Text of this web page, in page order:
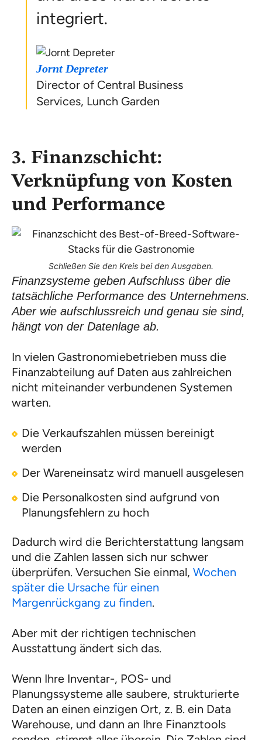
integriert.
Jornt Depreter
Director of Central Business
Services, Lunch Garden
3. Finanzschicht:
Verknüpfung von Kosten
und Performance
Schließen Sie den Kreis bei den Ausgaben.
Finanzsysteme geben Aufschluss über die
tatsächliche Performance des Unternehmens.
Aber wie aufschlussreich und genau sie sind,
hängt von der Datenlage ab.
In vielen Gastronomiebetrieben muss die
Finanzabteilung auf Daten aus zahlreichen
nicht miteinander verbundenen Systemen
warten.
Die Verkaufszahlen müssen bereinigt
werden
Der Wareneinsatz wird manuell ausgelesen
Die Personalkosten sind aufgrund von
Planungsfehlern zu hoch
Dadurch wird die Berichterstattung langsam
und die Zahlen lassen sich nur schwer
überprüfen. Versuchen Sie einmal, Wochen
später die Ursache für einen
Margenrückgang zu finden.
Aber mit der richtigen technischen
Ausstattung ändert sich das.
Wenn Ihre Inventar-, POS- und
Planungssysteme alle saubere, strukturierte
Daten an einen einzigen Ort, z. B. ein Data
Warehouse, und dann an Ihre Finanztools